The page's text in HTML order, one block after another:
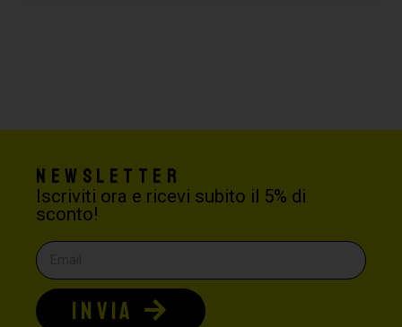
Newsletter
Iscriviti ora e ricevi subito il 5% di
sconto!
INVIA